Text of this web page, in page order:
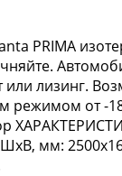
РRIМА
или лизинг.
режимом от -
мм: